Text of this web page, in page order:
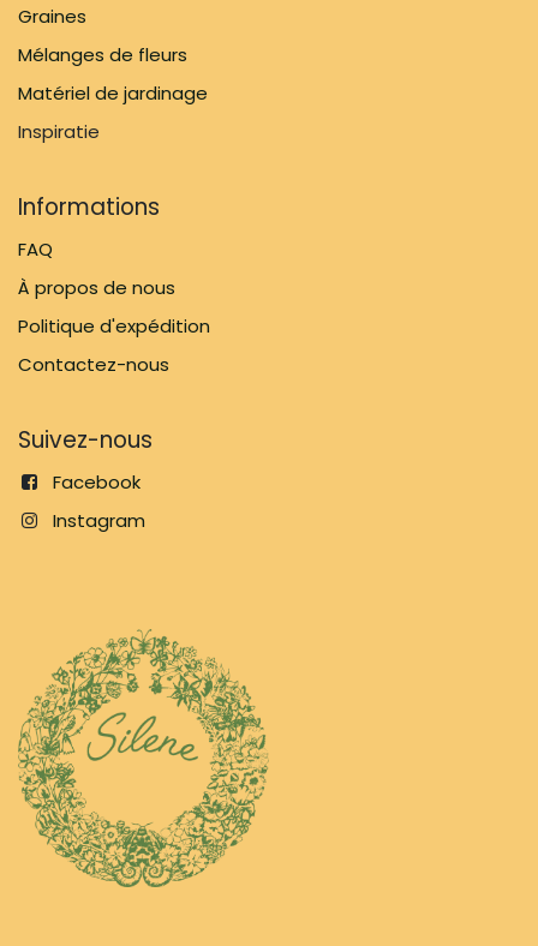
Graines
Mélanges de fleurs
Matériel de jardinage
Inspiratie
Informations
FAQ
À propos de nous
Politique d'expédition
Contactez-nous
Suivez-nous
Facebook
Instagram